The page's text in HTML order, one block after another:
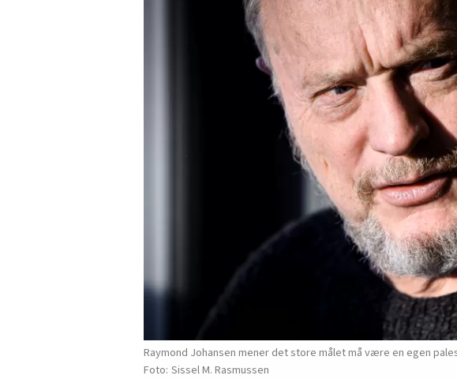
Raymond Johansen mener det store målet må være en egen
Sissel M. Rasmussen